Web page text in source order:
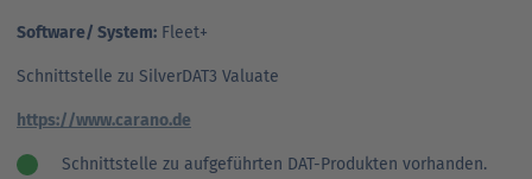
Software/ System: Fleet+
Schnittstelle zu SilverDAT3 Valuate
https://www.carano.de
Schnittstelle zu aufgeführten DAT-Produkten vorhanden.